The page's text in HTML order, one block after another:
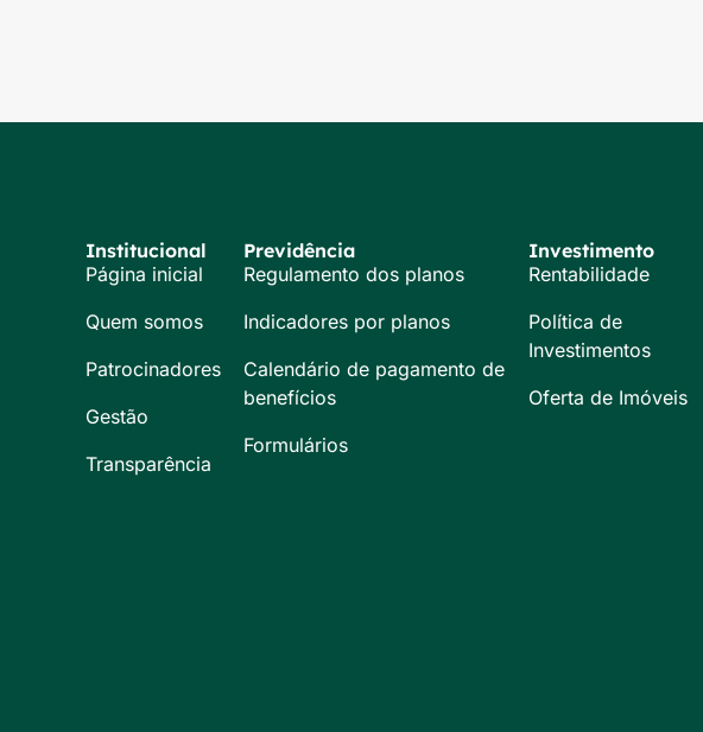
Institucional
Página inicial
Quem somos
Patrocinadores
Gestão
Transparência
Previdência
Regulamento dos planos
Indicadores por planos
Calendário de pagamento de
benefícios
Formulários
Investimento
Rentabilidade
Política de
Investimentos
Oferta de Imóveis